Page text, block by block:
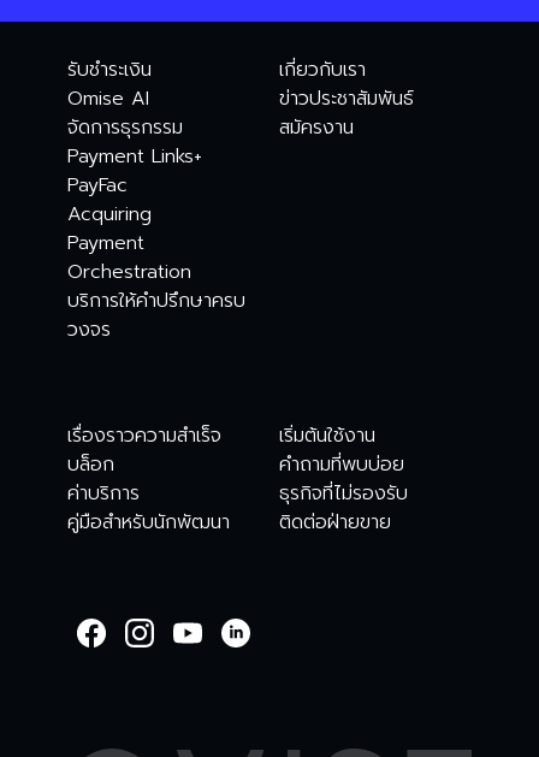
รับชำระเงิน
Omise AI
จัดการธุรกรรม
Payment Links+
PayFac
Acquiring
Payment
Orchestration
บริการให้คำปรึกษาครบ
วงจร
เกี่ยวกับเรา
ข่าวประชาสัมพันธ์
สมัครงาน
เรื่องราวความสำเร็จ
บล็อก
ค่าบริการ
คู่มือสำหรับนักพัฒนา
เริ่มต้นใช้งาน
คำถามที่พบบ่อย
ธุรกิจที่ไม่รองรับ
ติดต่อฝ่ายขาย
OMISE SUPPORT.